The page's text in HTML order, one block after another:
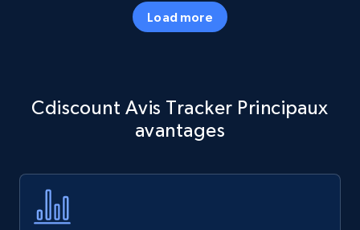
5.7K+ Commencer
specific keywords
Title, Seller name, Brand, Description, Initial
Load more
Cdiscount Avis Tracker Principaux
avantages